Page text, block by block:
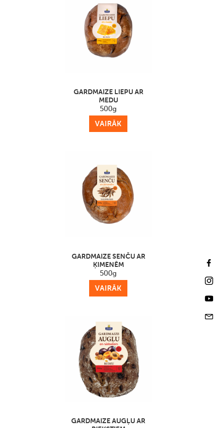
GARDMAIZE LIEPU AR
MEDU
500g
VAIRĀK
GARDMAIZE SENČU AR
ĶIMENĒM
500g
VAIRĀK
GARDMAIZE AUGĻU AR